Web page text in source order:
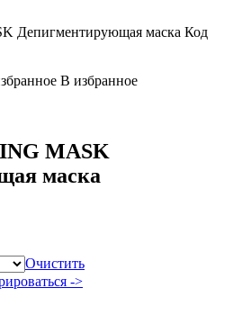
Депигментирующая маска Код
В избранное
MASK
маска
Очистить
->